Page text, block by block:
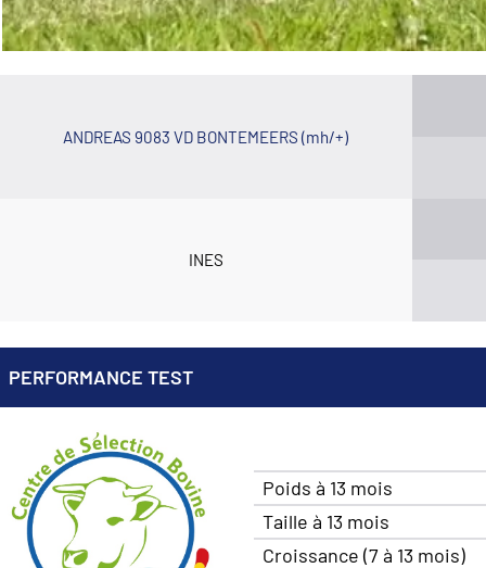
ANDREAS 9083 VD BONTEMEERS (mh/+)
INES
PERFORMANCE TEST
Poids à 13 mois
Taille à 13 mois
Croissance (7 à 13 mois)